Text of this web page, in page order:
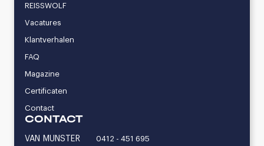
REISSWOLF
Vacatures
Klantverhalen
FAQ
Magazine
Certificaten
Contact
CONTACT
VAN MUNSTER
0412 - 451 695